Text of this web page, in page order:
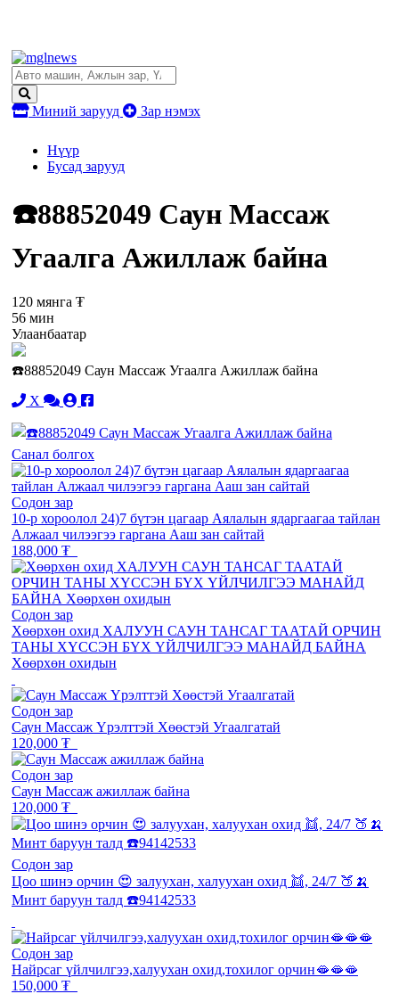
Миний зарууд Зар нэмэх
Нүүр
Бусад зарууд
☎️88852049 Саун Массаж
Угаалга Ажиллаж байна
120 мянга ₮
56 мин
Улаанбаатар
☎️88852049 Саун Массаж Угаалга Ажиллаж байна
X
Санал болгох
Содон зар
10-р хороолол 24)7 бүтэн цагаар Аялалын ядаргаагаа тайлан
Алжаал чилээгээ гаргана Ааш зан сайтай
188,000 ₮
Содон зар
Хөөрхөн охид ХАЛУУН САУН ТАНСАГ ТААТАЙ ОРЧИН
ТАНЫ ХҮССЭН БҮХ ҮЙЛЧИЛГЭЭ МАНАЙД БАЙНА
Хөөрхөн охидын
Содон зар
Саун Массаж Үрэлттэй Хөөстэй Угаалгатай
120,000 ₮
Содон зар
Саун Массаж ажиллаж байна
120,000 ₮
Содон зар
Цоо шинэ орчин 😍 залуухан, халуухан охид 👯, 24/7 🍑🍌
Минт баруун талд ☎️94142533
Содон зар
Найрсаг үйлчилгээ,халуухан охид,тохилог орчин🫦🫦🫦
150,000 ₮